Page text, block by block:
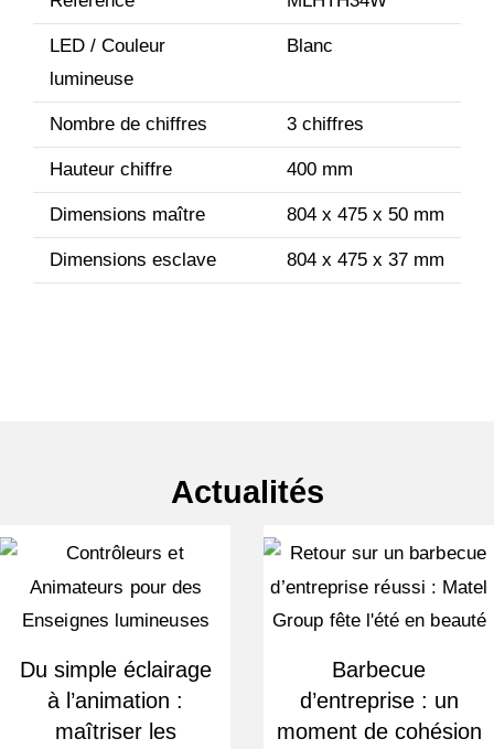
LED / Couleur
lumineuse
Blanc
Nombre de chiffres 3 chiffres
Hauteur chiffre 400 mm
Dimensions maître 804 x 475 x 50 mm
Dimensions esclave 804 x 475 x 37 mm
Actualités
Du simple éclairage
à l’animation :
maîtriser les
Barbecue
d’entreprise : un
moment de cohésion